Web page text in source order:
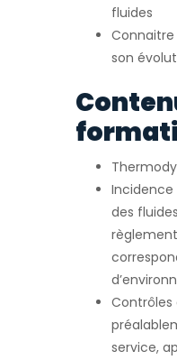
fluides
son
Incidence
des
service,